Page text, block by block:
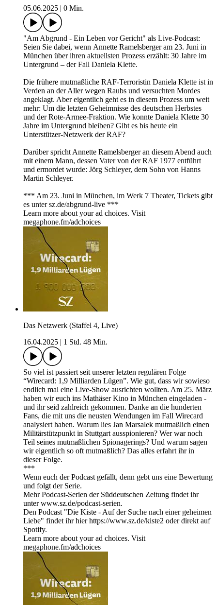
05.06.2025
0 Min.
"Am Abgrund - Ein Leben vor Gericht" als Live-Podcast:
Seien Sie dabei, wenn Annette Ramelsberger am 23. Juni in
München über ihren aktuellsten Prozess erzählt: 30 Jahre im
Untergrund – der Fall Daniela Klette.
Die frühere mutmaßliche RAF-Terroristin Daniela Klette ist in
Verden an der Aller wegen Raubs und versuchten Mordes
angeklagt. Aber eigentlich geht es in diesem Prozess um weit
mehr: Um die letzten Geheimnisse des deutschen Herbstes
und der Rote-Armee-Fraktion. Wie konnte Daniela Klette 30
Jahre im Untergrund bleiben? Gibt es bis heute ein
Unterstützer-Netzwerk der RAF?
Darüber spricht Annette Ramelsberger an diesem Abend auch
mit einem Mann, dessen Vater von der RAF 1977 entführt
und ermordet wurde: Jörg Schleyer, dem Sohn von Hanns
Martin Schleyer.
*** Am 23. Juni in München, im Werk 7 Theater, Tickets gibt
es unter sz.de/abgrund-live ***
Learn more about your ad choices. Visit
megaphone.fm/adchoices
Das Netzwerk (Staffel 4, Live)
16.04.2025
1 Std. 48 Min.
So viel ist passiert seit unserer letzten regulären Folge
“Wirecard: 1,9 Milliarden Lügen”. Wie gut, dass wir sowieso
endlich mal eine Live-Show ausrichten wollten. Am 25. März
haben wir euch ins Mathäser Kino in München eingeladen -
und ihr seid zahlreich gekommen. Danke an die hunderten
Fans, die mit uns die neusten Wendungen im Fall Wirecard
analysiert haben. Warum lies Jan Marsalek mutmaßlich einen
Militärstützpunkt in Stuttgart ausspionieren? Wer war noch
Teil seines mutmaßlichen Spionagerings? Und warum sagen
wir eigentlich so oft mutmaßlich? Das alles erfahrt ihr in
dieser Folge.
***
Wenn euch der Podcast gefällt, denn gebt uns eine Bewertung
und folgt der Serie.
Mehr Podcast-Serien der Süddeutschen Zeitung findet ihr
unter www.sz.de/podcast-serien.
Den Podcast "Die Kiste - Auf der Suche nach einer geheimen
Liebe" findet ihr hier https://www.sz.de/kiste2 oder direkt auf
Spotify.
Learn more about your ad choices. Visit
megaphone.fm/adchoices